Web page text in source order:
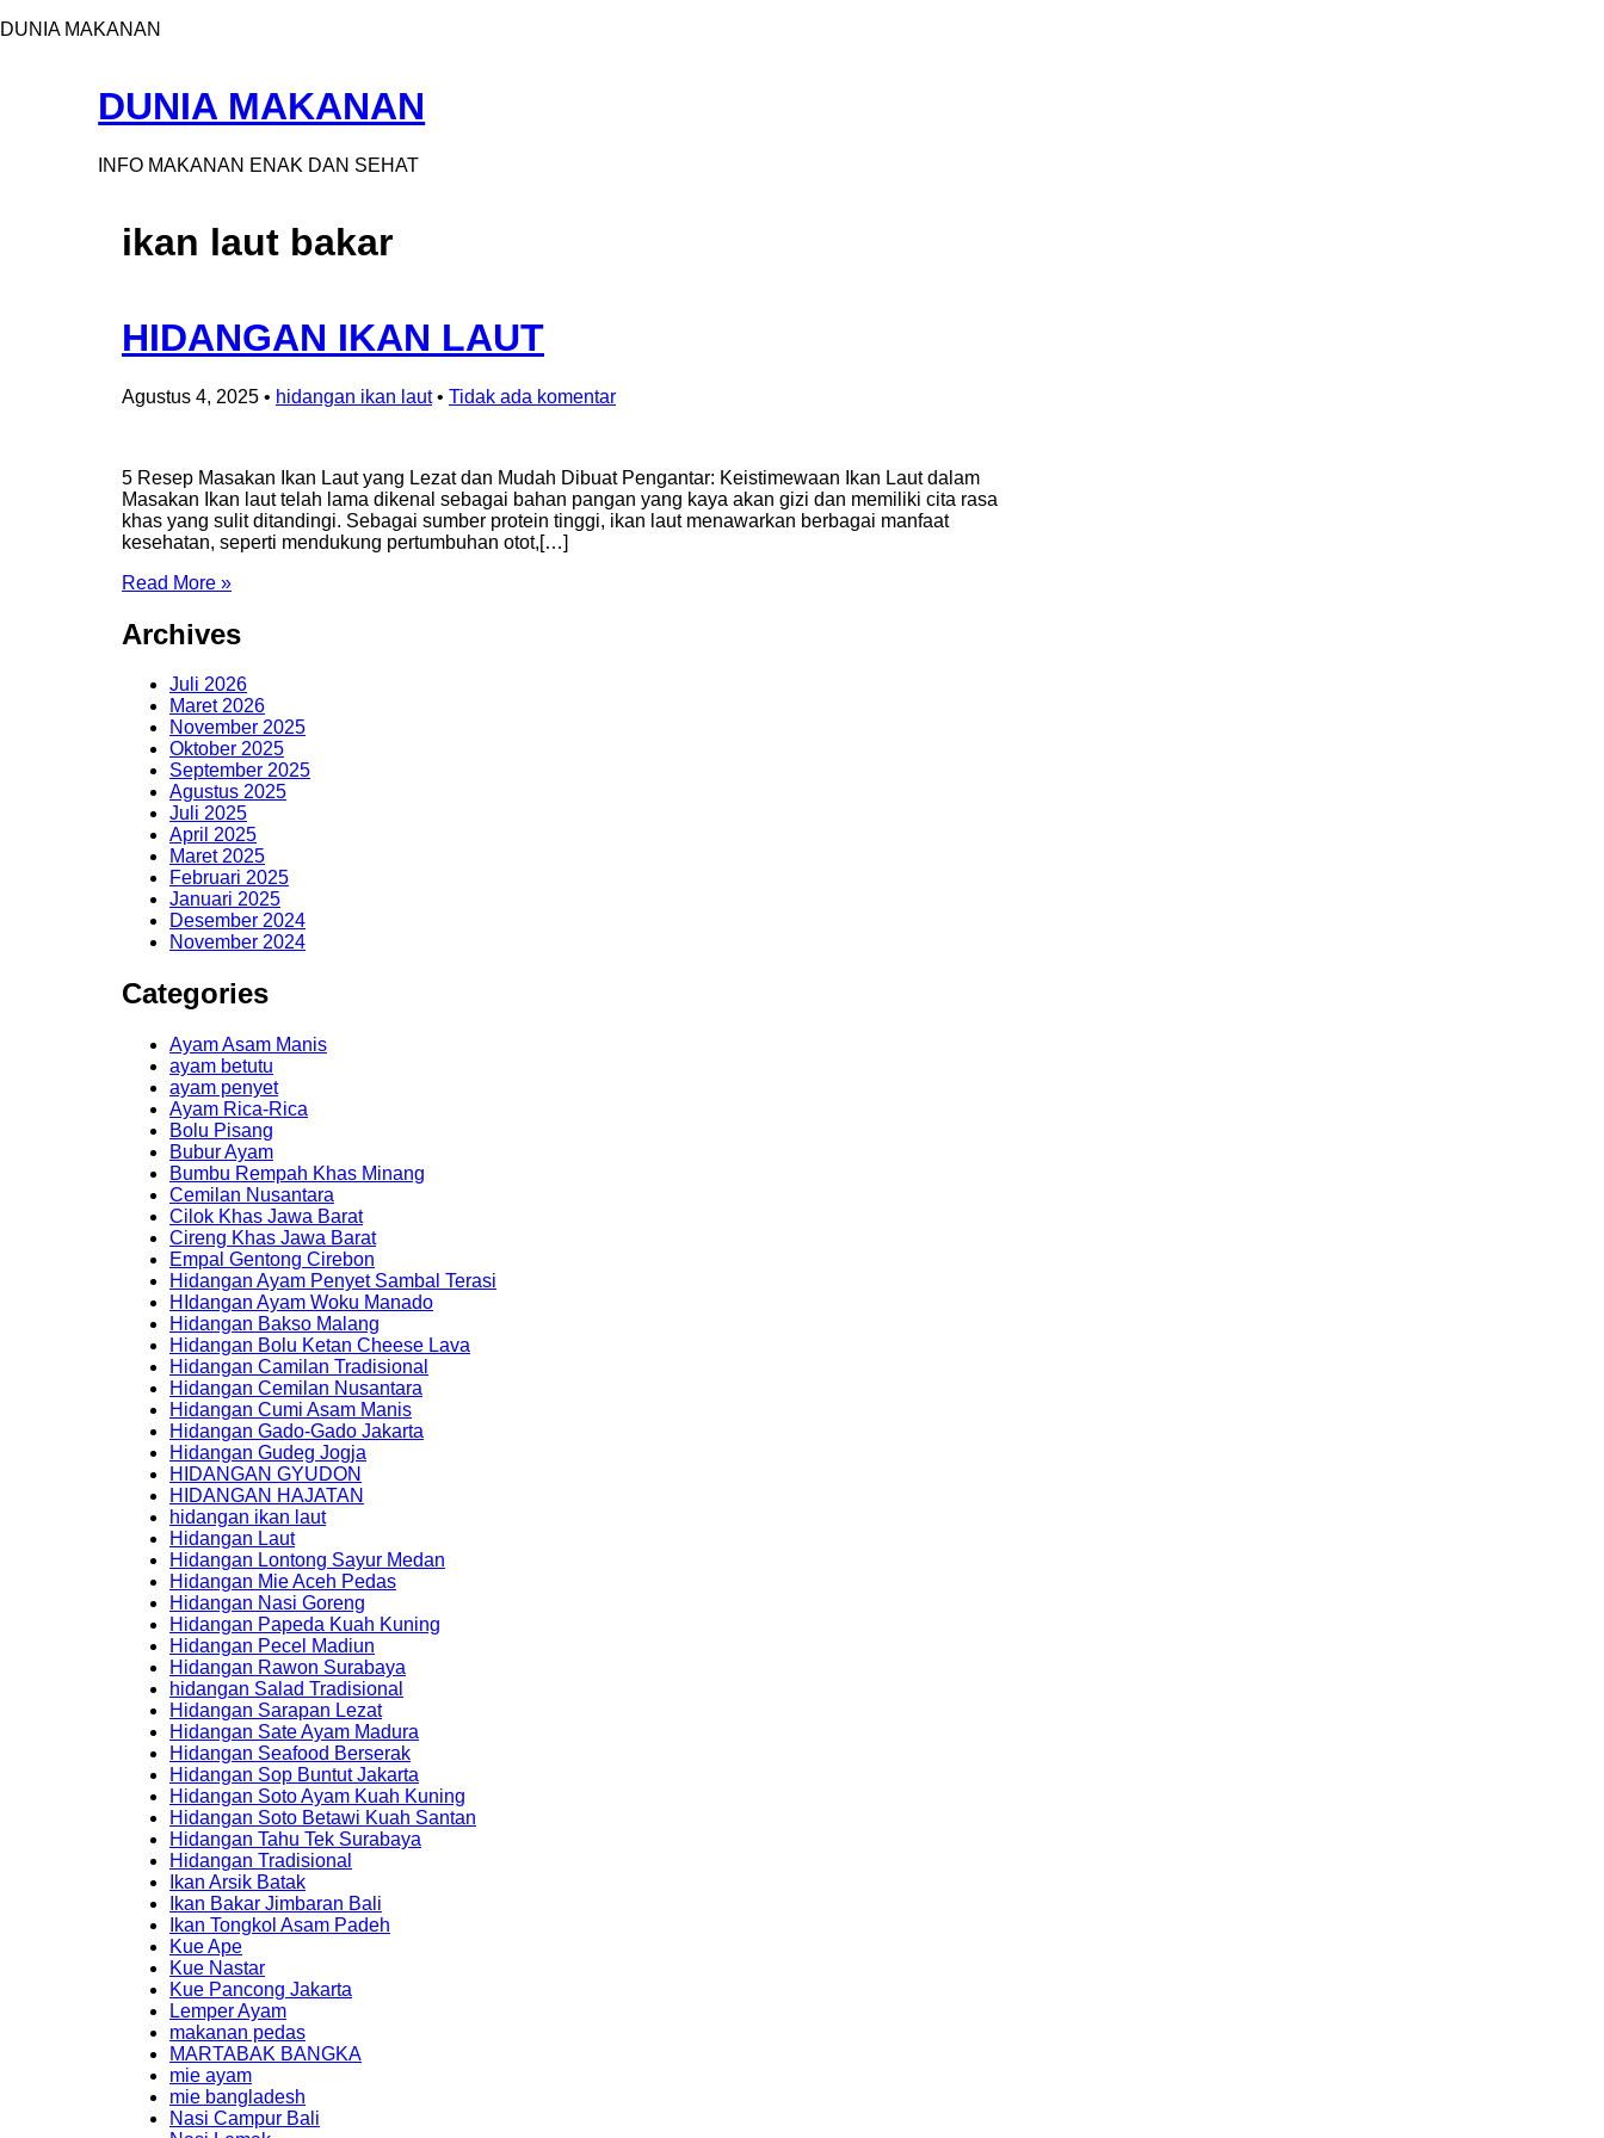
DUNIA MAKANAN
DUNIA MAKANAN
INFO MAKANAN ENAK DAN SEHAT
ikan laut bakar
HIDANGAN IKAN LAUT
Agustus 4, 2025 • hidangan ikan laut • Tidak ada komentar
5 Resep Masakan Ikan Laut yang Lezat dan Mudah Dibuat Pengantar: Keistimewaan Ikan Laut dalam
Masakan Ikan laut telah lama dikenal sebagai bahan pangan yang kaya akan gizi dan memiliki cita rasa
khas yang sulit ditandingi. Sebagai sumber protein tinggi, ikan laut menawarkan berbagai manfaat
kesehatan, seperti mendukung pertumbuhan otot,[…]
Read More »
Archives
Juli 2026
Maret 2026
November 2025
Oktober 2025
September 2025
Agustus 2025
Juli 2025
April 2025
Maret 2025
Februari 2025
Januari 2025
Desember 2024
November 2024
Categories
Ayam Asam Manis
ayam betutu
ayam penyet
Ayam Rica-Rica
Bolu Pisang
Bubur Ayam
Bumbu Rempah Khas Minang
Cemilan Nusantara
Cilok Khas Jawa Barat
Cireng Khas Jawa Barat
Empal Gentong Cirebon
Hidangan Ayam Penyet Sambal Terasi
HIdangan Ayam Woku Manado
Hidangan Bakso Malang
Hidangan Bolu Ketan Cheese Lava
Hidangan Camilan Tradisional
Hidangan Cemilan Nusantara
Hidangan Cumi Asam Manis
Hidangan Gado-Gado Jakarta
Hidangan Gudeg Jogja
HIDANGAN GYUDON
HIDANGAN HAJATAN
hidangan ikan laut
Hidangan Laut
Hidangan Lontong Sayur Medan
Hidangan Mie Aceh Pedas
Hidangan Nasi Goreng
Hidangan Papeda Kuah Kuning
Hidangan Pecel Madiun
Hidangan Rawon Surabaya
hidangan Salad Tradisional
Hidangan Sarapan Lezat
Hidangan Sate Ayam Madura
Hidangan Seafood Berserak
Hidangan Sop Buntut Jakarta
Hidangan Soto Ayam Kuah Kuning
Hidangan Soto Betawi Kuah Santan
Hidangan Tahu Tek Surabaya
Hidangan Tradisional
Ikan Arsik Batak
Ikan Bakar Jimbaran Bali
Ikan Tongkol Asam Padeh
Kue Ape
Kue Nastar
Kue Pancong Jakarta
Lemper Ayam
makanan pedas
MARTABAK BANGKA
mie ayam
mie bangladesh
Nasi Campur Bali